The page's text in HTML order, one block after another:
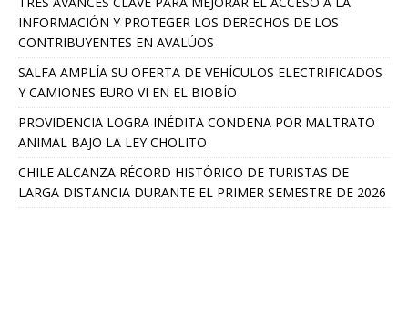
INFORMACIÓN Y PROTEGER LOS DERECHOS DE LOS
CONTRIBUYENTES EN AVALÚOS
SALFA AMPLÍA SU OFERTA DE VEHÍCULOS ELECTRIFICADOS
Y CAMIONES EURO VI EN EL BIOBÍO
PROVIDENCIA LOGRA INÉDITA CONDENA POR MALTRATO
ANIMAL BAJO LA LEY CHOLITO
CHILE ALCANZA RÉCORD HISTÓRICO DE TURISTAS DE
LARGA DISTANCIA DURANTE EL PRIMER SEMESTRE DE 2026